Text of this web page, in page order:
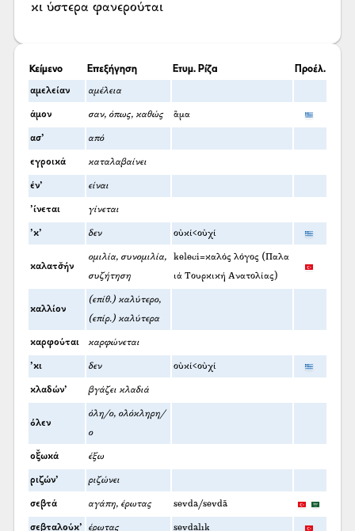
κι ύστερα φανερούται
Κείμενο Επεξήγηση Ετυμ. Ρίζα Προέλ.
αμελείαν αμέλεια
άμον σαν, όπως, καθώς ἅμα
ασ’ από
εγροικά καταλαβαίνει
έν’ είναι
’ίνεται γίνεται
’κ’ δεν οὐκί<οὐχί
καλατσ̌ήν
ομιλία, συνομιλία,
συζήτηση
keleci=καλός λόγος (Παλα
ιά Τουρκική Ανατολίας)
καλλίον
(επίθ.) καλύτερο,
(επίρ.) καλύτερα
καρφούται καρφώνεται
’κι δεν οὐκί<οὐχί
κλαδών’ βγάζει κλαδιά
όλεν
όλη/ο, ολόκληρη/
ο
οξ̌ωκά έξω
ριζών’ ριζώνει
σεβτά αγάπη, έρωτας sevda/sevdā
σεβταλούκ’ έρωτας sevdalık